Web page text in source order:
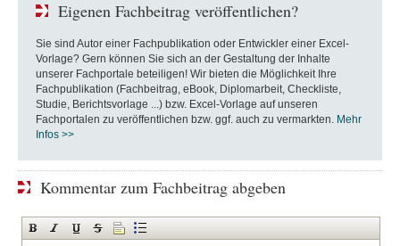
Eigenen Fachbeitrag veröffentlichen?
Sie sind Autor einer Fachpublikation oder Entwickler einer Excel-
Vorlage? Gern können Sie sich an der Gestaltung der Inhalte
unserer Fachportale beteiligen! Wir bieten die Möglichkeit Ihre
Fachpublikation (Fachbeitrag, eBook, Diplomarbeit, Checkliste,
Studie, Berichtsvorlage ...) bzw. Excel-Vorlage auf unseren
Fachportalen zu veröffentlichen bzw. ggf. auch zu vermarkten. Mehr
Infos >>
Kommentar zum Fachbeitrag abgeben